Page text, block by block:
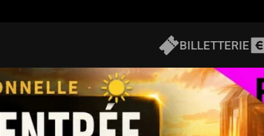
BILLETTERIE